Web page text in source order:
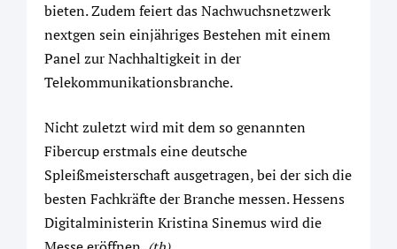
bieten. Zudem feiert das Nachwuchsnetzwerk
nextgen sein einjähriges Bestehen mit einem
Panel zur Nachhaltigkeit in der
Telekommunikationsbranche.
Nicht zuletzt wird mit dem so genannten
Fibercup erstmals eine deutsche
Spleißmeisterschaft ausgetragen, bei der sich die
besten Fachkräfte der Branche messen. Hessens
Digitalministerin Kristina Sinemus wird die